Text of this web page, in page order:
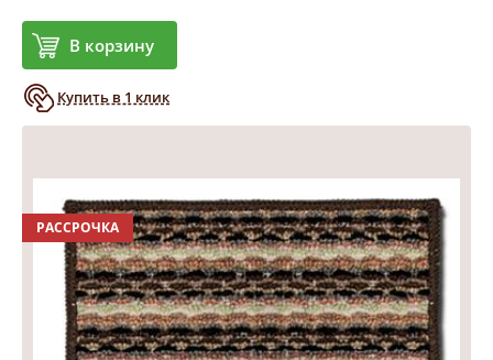
В корзину
Купить в 1 клик
РАССРОЧКА